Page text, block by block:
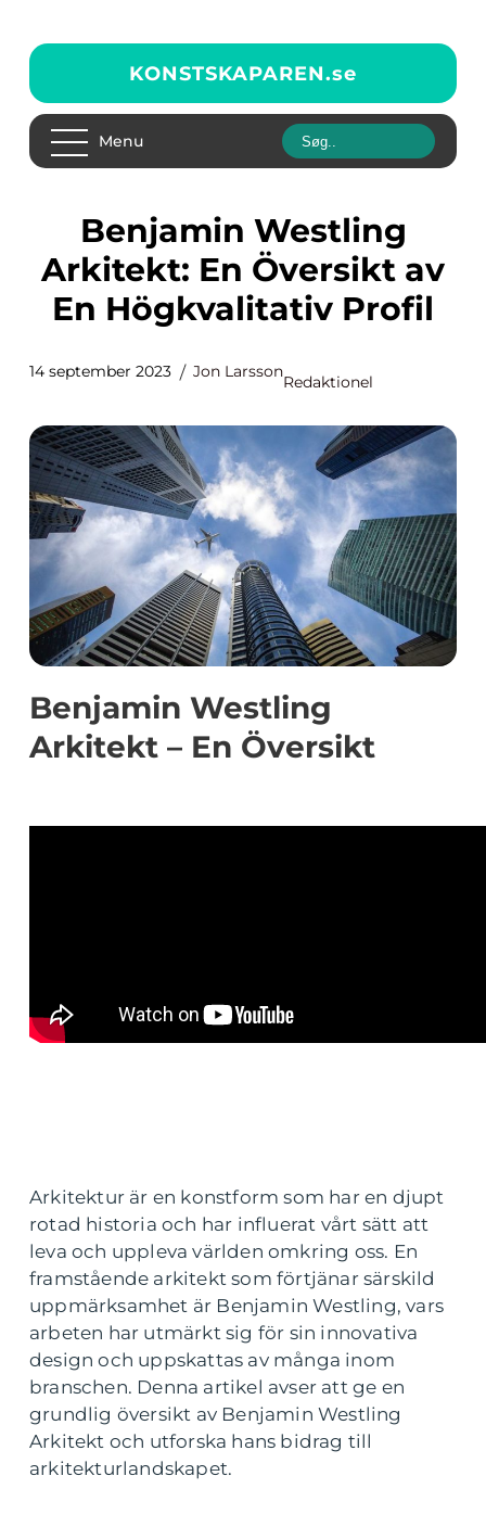
KONSTSKAPAREN.se
Menu
Benjamin Westling
Arkitekt: En Översikt av
En Högkvalitativ Profil
14 september 2023 Jon Larsson
Redaktionel
Benjamin Westling
Arkitekt – En Översikt
Arkitektur är en konstform som har en djupt
rotad historia och har influerat vårt sätt att
leva och uppleva världen omkring oss. En
framstående arkitekt som förtjänar särskild
uppmärksamhet är Benjamin Westling, vars
arbeten har utmärkt sig för sin innovativa
design och uppskattas av många inom
branschen. Denna artikel avser att ge en
grundlig översikt av Benjamin Westling
Arkitekt och utforska hans bidrag till
arkitekturlandskapet.